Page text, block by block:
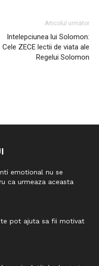
Articolul următor
Intelepciunea lui Solomon:
Cele ZECE lectii de viata ale
Regelui Solomon
emotional nu se
ca urmeaza aceasta
te pot ajuta sa fii motivat